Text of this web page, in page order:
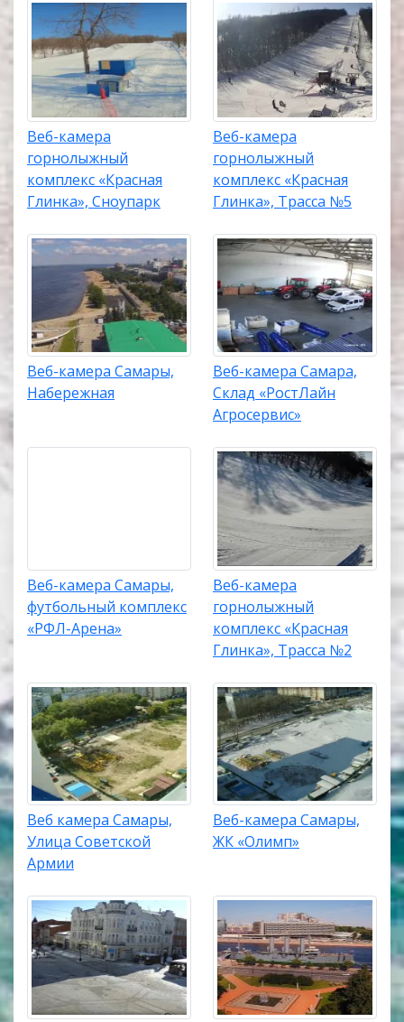
Веб-камера
горнолыжный
комплекс «Красная
Глинка», Сноупарк
Веб-камера
горнолыжный
комплекс «Красная
Глинка», Трасса №5
Веб-камера Самары,
Набережная
Веб-камера Самара,
Склад «РостЛайн
Агросервис»
Веб-камера Самары,
футбольный комплекс
«РФЛ-Арена»
Веб-камера
горнолыжный
комплекс «Красная
Глинка», Трасса №2
Веб камера Самары,
Улица Советской
Армии
Веб-камера Самары,
ЖК «Олимп»